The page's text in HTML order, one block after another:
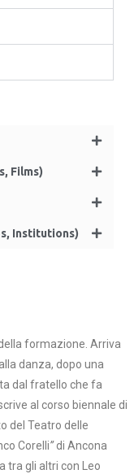
Films)
Institutions)
formazione. Arriva
danza, dopo una
dal fratello che fa
al corso biennale di
del Teatro delle
Corelli”di Ancona
tra gli altri con Leo